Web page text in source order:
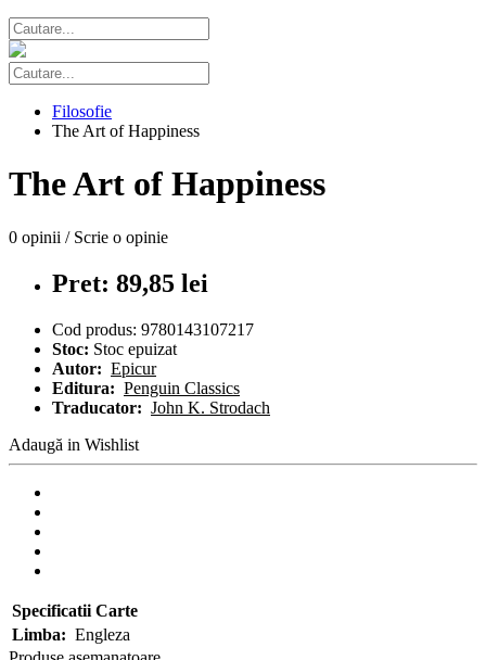
Filosofie
The Art of Happiness
The Art of Happiness
0 opinii / Scrie o opinie
Pret: 89,85 lei
Cod produs: 9780143107217
Stoc: Stoc epuizat
Autor: Epicur
Editura: Penguin Classics
Traducator: John K. Strodach
Adaugă in Wishlist
Specificatii Carte
Limba: Engleza